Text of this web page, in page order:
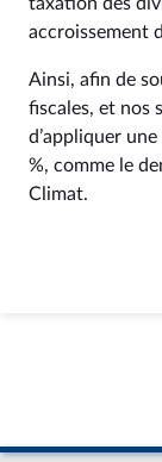
accroissement
Ainsi, afin de
fiscales, et nos
d’appliquer
%, comme le
Climat.